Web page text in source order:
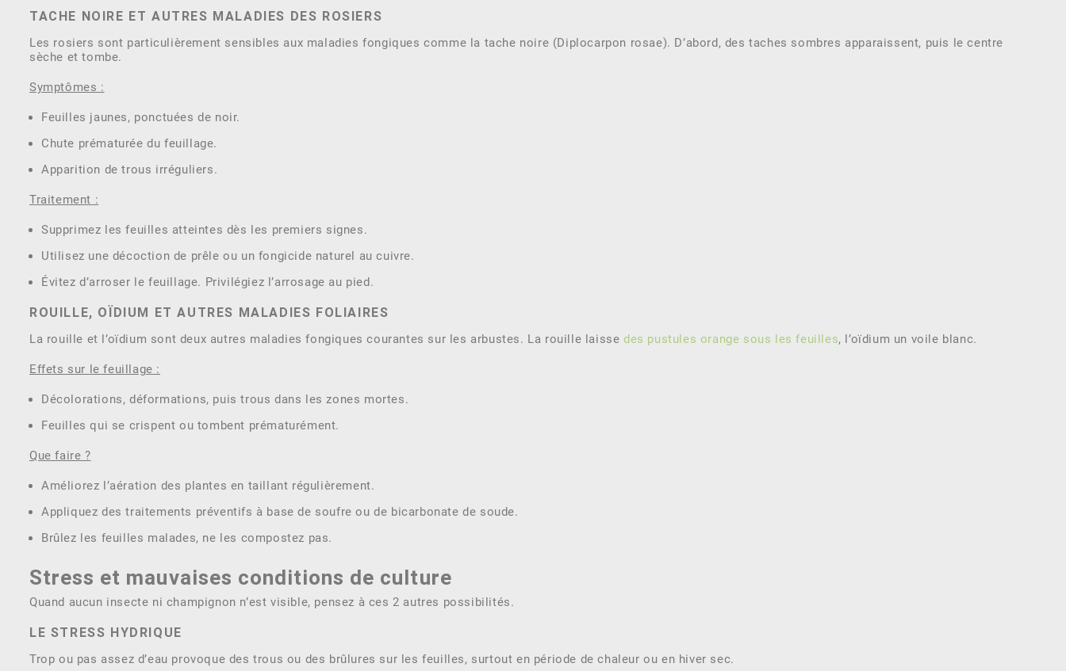
TACHE NOIRE ET AUTRES MALADIES DES ROSIERS
Les rosiers sont particulièrement sensibles aux maladies fongiques comme la tache noire (Diplocarpon rosae). D’abord, des taches sombres apparaissent, puis le centre
sèche et tombe.
Symptômes :
Feuilles jaunes, ponctuées de noir.
Chute prématurée du feuillage.
Apparition de trous irréguliers.
Traitement :
Supprimez les feuilles atteintes dès les premiers signes.
Utilisez une décoction de prêle ou un fongicide naturel au cuivre.
Évitez d’arroser le feuillage. Privilégiez l’arrosage au pied.
ROUILLE, OÏDIUM ET AUTRES MALADIES FOLIAIRES
La rouille et l’oïdium sont deux autres maladies fongiques courantes sur les arbustes. La rouille laisse des pustules orange sous les feuilles, l’oïdium un voile blanc.
Effets sur le feuillage :
Décolorations, déformations, puis trous dans les zones mortes.
Feuilles qui se crispent ou tombent prématurément.
Que faire ?
Améliorez l’aération des plantes en taillant régulièrement.
Appliquez des traitements préventifs à base de soufre ou de bicarbonate de soude.
Brûlez les feuilles malades, ne les compostez pas.
Stress et mauvaises conditions de culture
Quand aucun insecte ni champignon n’est visible, pensez à ces 2 autres possibilités.
LE STRESS HYDRIQUE
Trop ou pas assez d’eau provoque des trous ou des brûlures sur les feuilles, surtout en période de chaleur ou en hiver sec.